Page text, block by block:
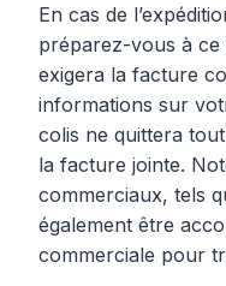
En cas de
préparez-vous à ce
exigera la facture
informations sur
colis ne quittera
la facture jointe.
commerciaux, tels
également être
commerciale pour